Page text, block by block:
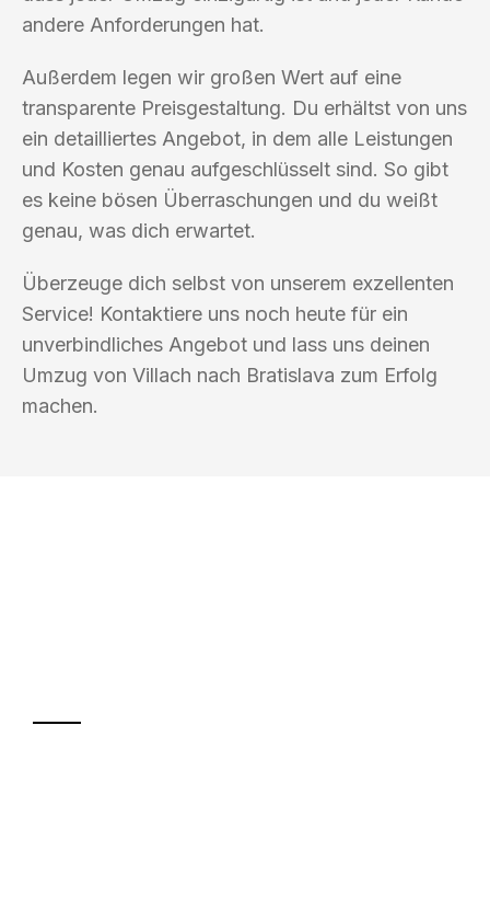
andere Anforderungen hat.
Außerdem legen wir großen Wert auf eine
transparente Preisgestaltung. Du erhältst von uns
ein detailliertes Angebot, in dem alle Leistungen
und Kosten genau aufgeschlüsselt sind. So gibt
es keine bösen Überraschungen und du weißt
genau, was dich erwartet.
Überzeuge dich selbst von unserem exzellenten
Service! Kontaktiere uns noch heute für ein
unverbindliches Angebot und lass uns deinen
Umzug von Villach nach Bratislava zum Erfolg
machen.